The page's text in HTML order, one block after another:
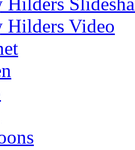
Hilders Video